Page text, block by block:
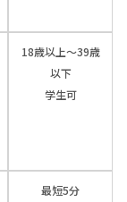
18歳以上～39歳
以下
学生可
最短5分